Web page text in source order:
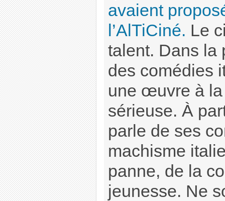
avaient
l’AlTiCiné. Le
talent. Dans la
des comédies
une œuvre à
sérieuse. À
parle de ses
machisme
panne, de la
jeunesse. Ne